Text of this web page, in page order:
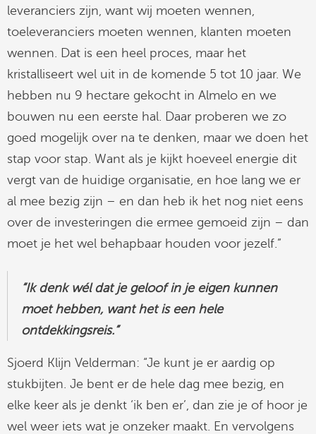
leveranciers zijn, want wij moeten wennen,
toeleveranciers moeten wennen, klanten moeten
wennen. Dat is een heel proces, maar het
kristalliseert wel uit in de komende 5 tot 10 jaar. We
hebben nu 9 hectare gekocht in Almelo en we
bouwen nu een eerste hal. Daar proberen we zo
goed mogelijk over na te denken, maar we doen het
stap voor stap. Want als je kijkt hoeveel energie dit
vergt van de huidige organisatie, en hoe lang we er
al mee bezig zijn – en dan heb ik het nog niet eens
over de investeringen die ermee gemoeid zijn – dan
moet je het wel behapbaar houden voor jezelf.”
“Ik denk wél dat je geloof in je eigen kunnen
moet hebben, want het is een hele
ontdekkingsreis.”
Sjoerd Klijn Velderman: “Je kunt je er aardig op
stukbijten. Je bent er de hele dag mee bezig, en
elke keer als je denkt ‘ik ben er’, dan zie je of hoor je
wel weer iets wat je onzeker maakt. En vervolgens